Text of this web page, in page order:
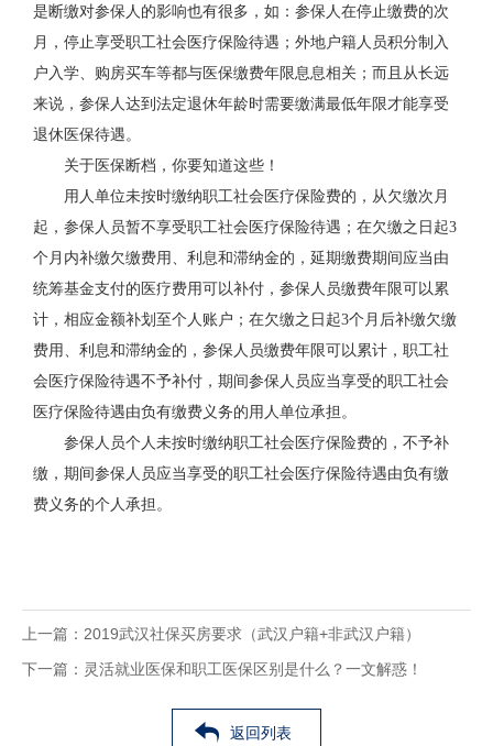
是断缴对参保人的影响也有很多，如：参保人在停止缴费的次
月，停止享受职工社会医疗保险待遇；外地户籍人员积分制入
户入学、购房买车等都与医保缴费年限息息相关；而且从长远
来说，参保人达到法定退休年龄时需要缴满最低年限才能享受
退休医保待遇。
关于医保断档，你要知道这些！
用人单位未按时缴纳职工社会医疗保险费的，从欠缴次月
起，参保人员暂不享受职工社会医疗保险待遇；在欠缴之日起3
个月内补缴欠缴费用、利息和滞纳金的，延期缴费期间应当由
统筹基金支付的医疗费用可以补付，参保人员缴费年限可以累
计，相应金额补划至个人账户；在欠缴之日起3个月后补缴欠缴
费用、利息和滞纳金的，参保人员缴费年限可以累计，职工社
会医疗保险待遇不予补付，期间参保人员应当享受的职工社会
医疗保险待遇由负有缴费义务的用人单位承担。
参保人员个人未按时缴纳职工社会医疗保险费的，不予补
缴，期间参保人员应当享受的职工社会医疗保险待遇由负有缴
费义务的个人承担。
上一篇： 2019武汉社保买房要求（武汉户籍+非武汉户籍）
下一篇： 灵活就业医保和职工医保区别是什么？一文解惑！
返回列表